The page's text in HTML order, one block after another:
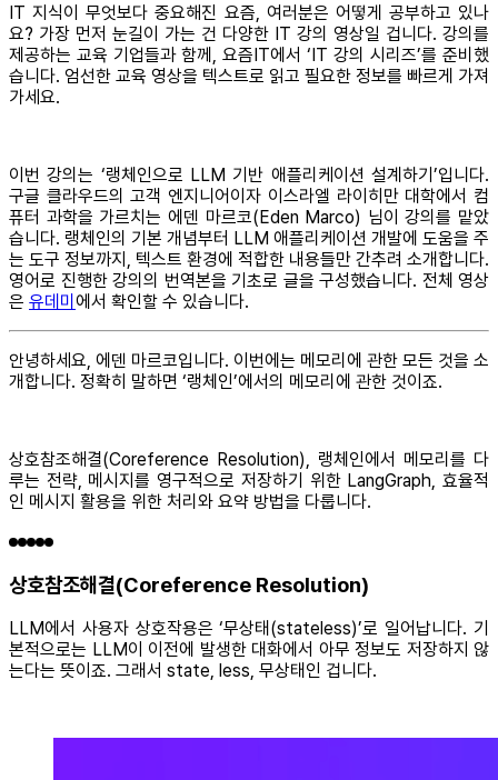
IT 지식이 무엇보다 중요해진 요즘, 여러분은 어떻게 공부하고 있나
요? 가장 먼저 눈길이 가는 건 다양한 IT 강의 영상일 겁니다. 강의를
제공하는 교육 기업들과 함께, 요즘IT에서 ‘IT 강의 시리즈’를 준비했
습니다. 엄선한 교육 영상을 텍스트로 읽고 필요한 정보를 빠르게 가져
가세요.
이번 강의는 ‘랭체인으로 LLM 기반 애플리케이션 설계하기’입니다.
구글 클라우드의 고객 엔지니어이자 이스라엘 라이히만 대학에서 컴
퓨터 과학을 가르치는 에덴 마르코(Eden Marco) 님이 강의를 맡았
습니다. 랭체인의 기본 개념부터 LLM 애플리케이션 개발에 도움을 주
는 도구 정보까지, 텍스트 환경에 적합한 내용들만 간추려 소개합니다.
영어로 진행한 강의의 번역본을 기초로 글을 구성했습니다. 전체 영상
은 유데미 에서 확인할 수 있습니다.
안녕하세요, 에덴 마르코입니다. 이번에는 메모리에 관한 모든 것을 소
개합니다. 정확히 말하면 ‘랭체인’에서의 메모리에 관한 것이죠.
상호참조해결(Coreference Resolution), 랭체인에서 메모리를 다
루는 전략, 메시지를 영구적으로 저장하기 위한 LangGraph, 효율적
인 메시지 활용을 위한 처리와 요약 방법을 다룹니다.
상호참조해결(Coreference Resolution)
LLM에서 사용자 상호작용은 ‘무상태(stateless)’로 일어납니다. 기
본적으로는 LLM이 이전에 발생한 대화에서 아무 정보도 저장하지 않
는다는 뜻이죠. 그래서 state, less, 무상태인 겁니다.